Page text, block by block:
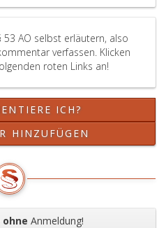
AO selbst erläutern, also
verfassen. Klicken
roten Links an!
ICH?
HINZUFÜGEN
ohne Anmeldung!